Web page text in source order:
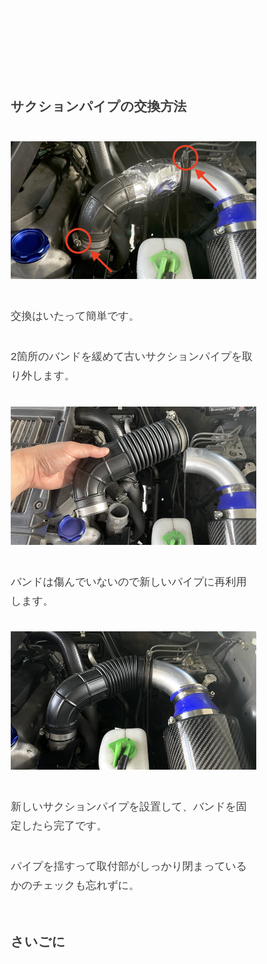
サクションパイプの交換方法
交換はいたって簡単です。
2箇所のバンドを緩めて古いサクションパイプを取
り外します。
バンドは傷んでいないので新しいパイプに再利用
します。
新しいサクションパイプを設置して、バンドを固
定したら完了です。
パイプを揺すって取付部がしっかり閉まっている
かのチェックも忘れずに。
さいごに